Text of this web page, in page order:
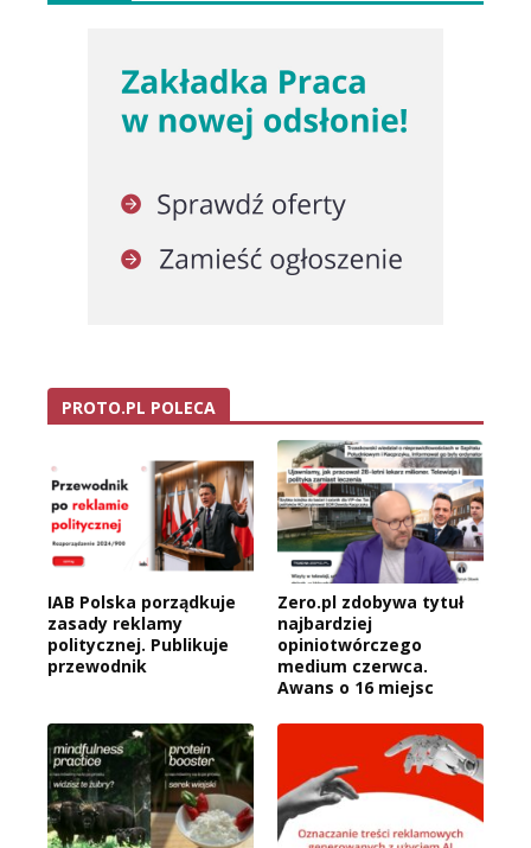
PROTO.PL POLECA
IAB Polska porządkuje
zasady reklamy
politycznej. Publikuje
przewodnik
Zero.pl zdobywa tytuł
najbardziej
opiniotwórczego
medium czerwca.
Awans o 16 miejsc